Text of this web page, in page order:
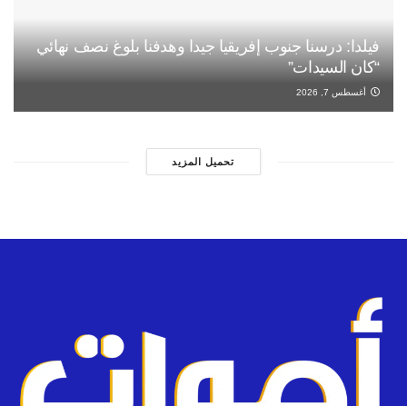
فيلدا: درسنا جنوب إفريقيا جيدا وهدفنا بلوغ نصف نهائي
“كان السيدات”
أغسطس 7, 2026
تحميل المزيد